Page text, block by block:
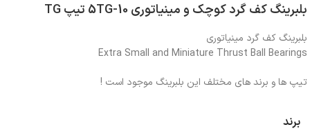
بلبرینگ کف گرد کوچک و مینیاتوری 5TG-10 تیپ TG
بلبرینگ کف گرد مینیاتوری
Extra Small and Miniature Thrust Ball Bearings
تیپ ها و برند های مختلف این بلبرینگ موجود است !
برند